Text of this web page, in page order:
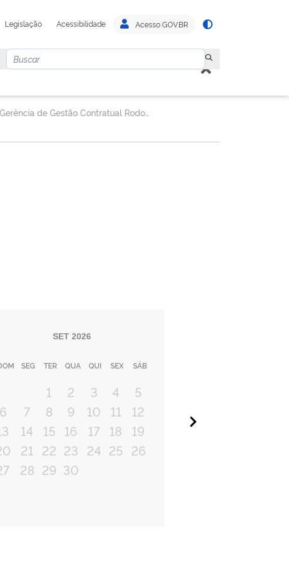
Legislação Acessibilidade Acesso GOV.BR
SET 2026
SEG TER QUA QUI SEX SÁB
1 2 3 4
5
6
7 8 9 10 11
12
14 15 16 17 18
19
21 22 23 24 25 26
28 29 30